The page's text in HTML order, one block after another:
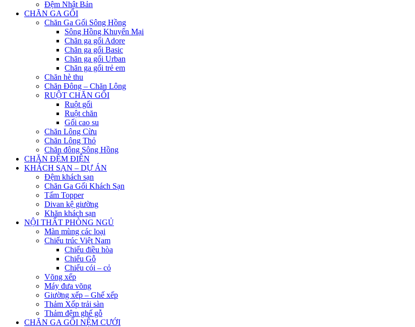
Đệm Nhật Bản
CHĂN GA GỐI
Chăn Ga Gối Sông Hồng
Sông Hồng Khuyến Mại
Chăn ga gối Adore
Chăn ga gối Basic
Chăn ga gối Urban
Chăn ga gối trẻ em
Chăn hè thu
Chăn Đông – Chăn Lông
RUỘT CHĂN GỐI
Ruột gối
Ruột chăn
Gối cao su
Chăn Lông Cừu
Chăn Lông Thỏ
Chăn đông Sông Hồng
CHĂN ĐỆM ĐIỆN
KHÁCH SẠN – DỰ ÁN
Đệm khách sạn
Chăn Ga Gối Khách Sạn
Tấm Topper
Divan kệ giường
Khăn khách sạn
NỘI THẤT PHÒNG NGỦ
Màn mùng các loại
Chiếu trúc Việt Nam
Chiếu điều hòa
Chiếu Gỗ
Chiếu cói – cỏ
Võng xếp
Máy đưa võng
Giường xếp – Ghế xếp
Thảm Xốp trải sàn
Thảm đệm ghế gỗ
CHĂN GA GỐI NỆM CƯỚI